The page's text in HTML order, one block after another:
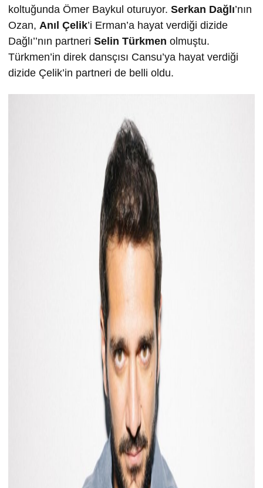
koltuğunda Ömer Baykul oturuyor. Serkan Dağlı’nın
Ozan, Anıl Çelik’i Erman’a hayat verdiği dizide
Dağlı’’nın partneri Selin Türkmen olmuştu.
Türkmen’in direk dansçısı Cansu’ya hayat verdiği
dizide Çelik’in partneri de belli oldu.